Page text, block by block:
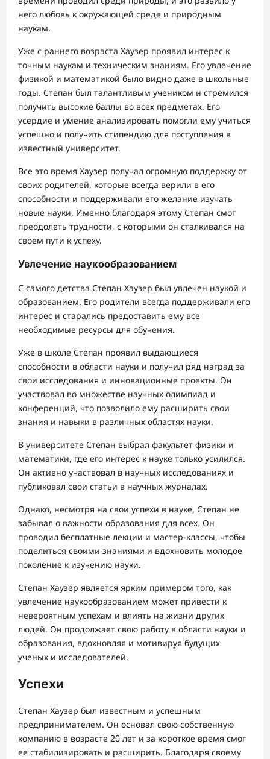
него любовь к окружающей среде и природным
наукам.
Уже с раннего возраста Хаузер проявил интерес к
точным наукам и техническим знаниям. Его увлечение
физикой и математикой было видно даже в школьные
годы. Степан был талантливым учеником и стремился
получить высокие баллы во всех предметах. Его
усердие и умение анализировать помогли ему учиться
успешно и получить стипендию для поступления в
известный университет.
Все это время Хаузер получал огромную поддержку от
своих родителей, которые всегда верили в его
способности и поддерживали его желание изучать
новые науки. Именно благодаря этому Степан смог
преодолеть трудности, с которыми он сталкивался на
своем пути к успеху.
Увлечение наукообразованием
С самого детства Степан Хаузер был увлечен наукой и
образованием. Его родители всегда поддерживали его
интерес и старались предоставить ему все
необходимые ресурсы для обучения.
Уже в школе Степан проявил выдающиеся
способности в области науки и получил ряд наград за
свои исследования и инновационные проекты. Он
участвовал во множестве научных олимпиад и
конференций, что позволило ему расширить свои
знания и навыки в различных областях науки.
В университете Степан выбрал факультет физики и
математики, где его интерес к науке только усилился.
Он активно участвовал в научных исследованиях и
публиковал свои статьи в научных журналах.
Однако, несмотря на свои успехи в науке, Степан не
забывал о важности образования для всех. Он
проводил бесплатные лекции и мастер-классы, чтобы
поделиться своими знаниями и вдохновить молодое
поколение к изучению науки.
Степан Хаузер является ярким примером того, как
увлечение наукообразованием может привести к
невероятным успехам и влиять на жизни других
людей. Он продолжает свою работу в области науки и
образования, вдохновляя и мотивируя будущих
ученых и исследователей.
Успехи
Степан Хаузер был известным и успешным
предпринимателем. Он основал свою собственную
компанию в возрасте 20 лет и за короткое время смог
ее стабилизировать и расширить. Благодаря своему